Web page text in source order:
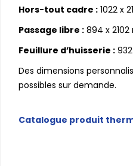
Hors-tout cadre : 1022 x
Passage libre : 894 x
Feuillure d’huisserie :
Des dimensions
possibles sur demande.
Catalogue produit